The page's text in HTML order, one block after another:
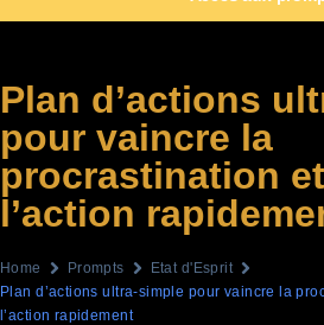
Plan d’actions
pour vaincre la
procrastination
l’action
Home Prompts
Etat d'Esprit
Plan d’actions ultra-simple pour vaincre la
l’action rapidement